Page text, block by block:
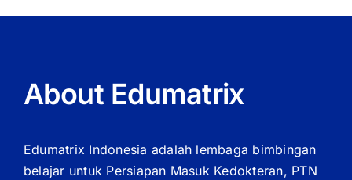
About Edumatrix
Edumatrix Indonesia adalah lembaga bimbingan
belajar untuk Persiapan Masuk Kedokteran, PTN